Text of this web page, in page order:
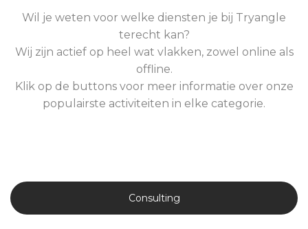
Wil je weten voor welke diensten je bij Tryangle
terecht kan?
Wij zijn actief op heel wat vlakken, zowel online als
offline.
Klik op de buttons voor meer informatie over onze
populairste activiteiten in elke categorie.
Consulting